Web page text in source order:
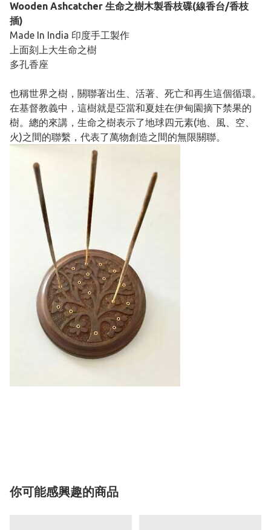
Wooden Ashcatcher 生命之樹木製香枝碟(線香台/香枝
插)
Made In India 印度手工製作
上面刻上大生命之樹
多孔香座
也稱世界之樹，關聯著出生、活著、死亡和再生這個循環。
在基督教義中，這樹就是亞當和夏娃在伊甸園摘下禁果的
樹。總的來講，生命之樹表示了地球四元素(地、風、空、
火)之間的聯繫，代表了萬物創造之間的無限關聯。
你可能感興趣的商品